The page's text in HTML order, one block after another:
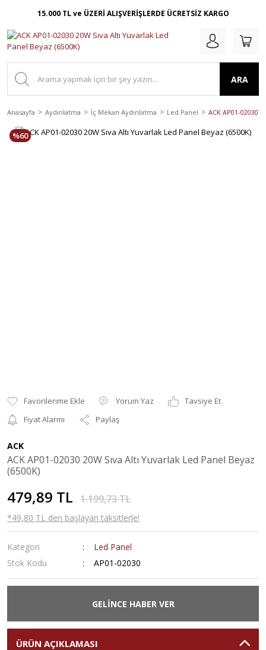
15.000 TL ve ÜZERİ ALIŞVERİŞLERDE ÜCRETSİZ KARGO
ARA
Anasayfa Aydınlatma İç Mekan Aydınlatma Led Panel ACK AP01-02030
%60
Yorum Yaz
Tavsiye Et
Fiyat Alarmı
Paylaş
ACK
ACK AP01-02030 20W Sıva Altı Yuvarlak Led Panel Beyaz
(6500K)
479,89 TL 1.199,73 TL
*49,80 TL den başlayan taksitlerle!
Kategori
Led Panel
Stok Kodu
AP01-02030
GELİNCE HABER VER
ÜRÜN AÇIKLAMASI